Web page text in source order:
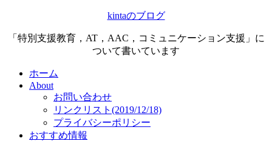
kintaのブログ
「特別支援教育，AT，AAC，コミュニケーション支援」に
ついて書いています
ホーム
About
お問い合わせ
リンクリスト(2019/12/18)
プライバシーポリシー
おすすめ情報